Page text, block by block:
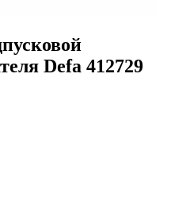
Defa 412729